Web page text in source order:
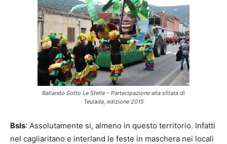
Ballando Sotto Le Stelle – Partecipazione alla sfilata di
Teulada, edizione 2015
Bsls: Assolutamente si, almeno in questo territorio. Infatti
nel cagliaritano e interland le feste in maschera nei locali